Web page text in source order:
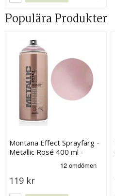
Populära Produkter
Montana Effect Sprayfärg -
Metallic Rosé 400 ml -
119 kr